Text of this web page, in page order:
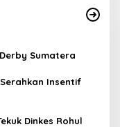
Sumatera
Insentif
Dinkes Rohul